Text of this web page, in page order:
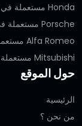
Honda مستعملة في المغرب
Porsche مستعملة في المغرب
Alfa Romeo مستعملة في المغرب
Mitsubishi مستعملة في المغرب
حول الموقع
الرئيسية
من نحن ؟